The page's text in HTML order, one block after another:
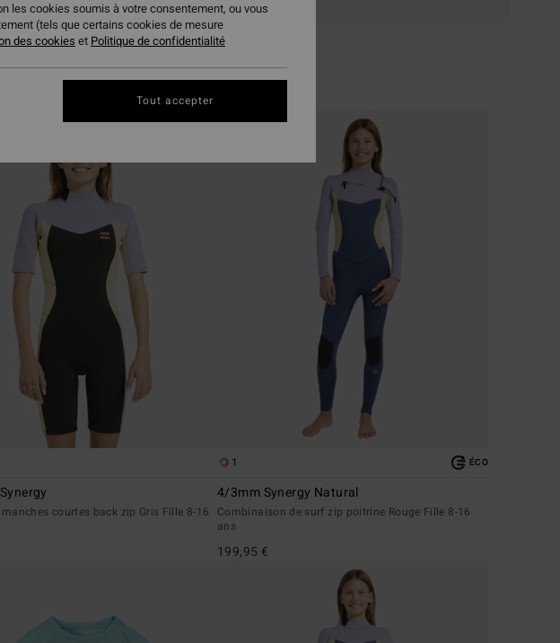
courtes back zip Gris Fille 8-16
1 ÉCO
4/3mm Synergy Natural
Combinaison de surf zip poitrine Rouge Fille 8-16
ans
199,95 €
les cookies soumis à votre consentement, ou vous
(tels que certains cookies de mesure
des cookies et Politique de confidentialité
Tout accepter